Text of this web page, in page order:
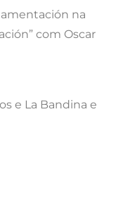
na
com Oscar
e La Bandina e